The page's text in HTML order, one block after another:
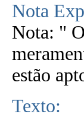
Nota
Nota: "
estão
Texto: